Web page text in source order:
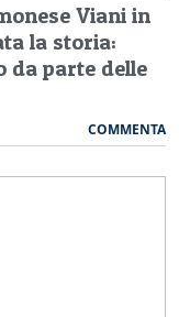
Viani in
la storia:
da parte delle
COMMENTA